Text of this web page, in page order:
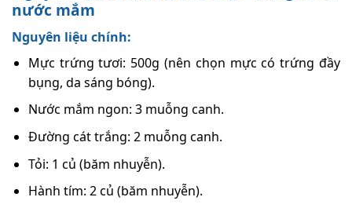
nước mắm
Nguyên liệu chính:
Mực trứng tươi: 500g (nên chọn mực có trứng đầy
bụng, da sáng bóng).
Nước mắm ngon: 3 muỗng canh.
Đường cát trắng: 2 muỗng canh.
Tỏi: 1 củ (băm nhuyễn).
Hành tím: 2 củ (băm nhuyễn).